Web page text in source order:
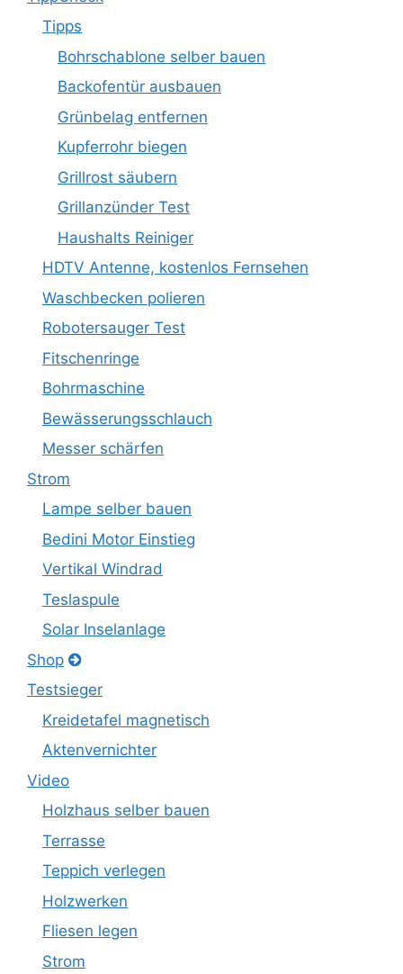
Tipps
Bohrschablone selber bauen
Backofentür ausbauen
Grünbelag entfernen
Kupferrohr biegen
Grillrost säubern
Grillanzünder Test
Haushalts Reiniger
HDTV Antenne, kostenlos Fernsehen
Waschbecken polieren
Robotersauger Test
Fitschenringe
Bohrmaschine
Bewässerungsschlauch
Messer schärfen
Strom
Lampe selber bauen
Bedini Motor Einstieg
Vertikal Windrad
Teslaspule
Solar Inselanlage
Shop
Testsieger
Kreidetafel magnetisch
Aktenvernichter
Video
Holzhaus selber bauen
Terrasse
Teppich verlegen
Holzwerken
Fliesen legen
Strom